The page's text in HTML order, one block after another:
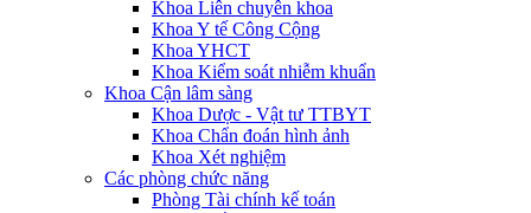
Khoa Liên chuyên khoa
Khoa Y tế Công Cộng
Khoa YHCT
Khoa Kiểm soát nhiễm khuẩn
Khoa Cận lâm sàng
Khoa Dược - Vật tư TTBYT
Khoa Chẩn đoán hình ảnh
Khoa Xét nghiệm
Các phòng chức năng
Phòng Tài chính kế toán